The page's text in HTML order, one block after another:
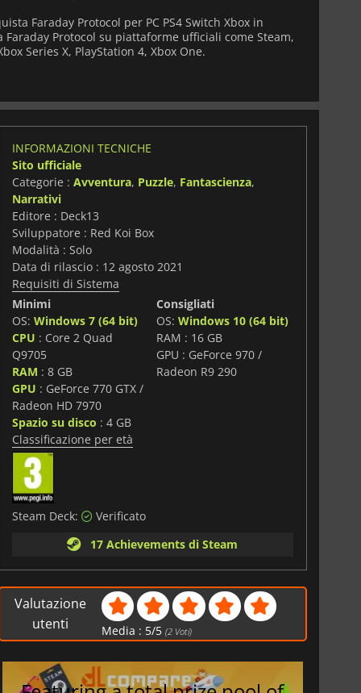
Faraday Protocol per PC PS4 Switch Xbox in
Protocol su piattaforme ufficiali come Steam,
Series X, PlayStation 4, Xbox One.
INFORMAZIONI TECNICHE
Sito ufficiale
Categorie : Avventura, Puzzle, Fantascienza,
Narrativi
Editore : Deck13
Sviluppatore : Red Koi Box
Modalità : Solo
Data di rilascio : 12 agosto 2021
Requisiti di Sistema
Minimi
OS: Windows 7 (64 bit)
CPU : Core 2 Quad
Q9705
RAM : 8 GB
GPU : GeForce 770 GTX /
Radeon HD 7970
Spazio su disco : 4 GB
Consigliati
OS:Windows 10 (64 bit)
RAM : 16 GB
GPU : GeForce 970 /
Radeon R9 290
Classificazione per età
Steam Deck:
Verificato
17 Achievements di Steam
Valutazione
utenti
Media : 5/5 (2 Voti)